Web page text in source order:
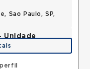
Sao Paulo, SP,
Unidade
Guarulhos,